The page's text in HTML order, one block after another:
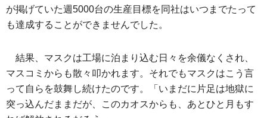
が掲げていた週5000台の生産目標を同社はいつまでたって
も達成することができませんでした。
結果、マスクは工場に泊まり込む日々を余儀なくされ、
マスコミからも散々叩かれます。それでもマスクはこう言
って自らを鼓舞し続けたのです。「いまだに片足は地獄に
突っ込んだままだが、このカオスからも、あとひと月もす